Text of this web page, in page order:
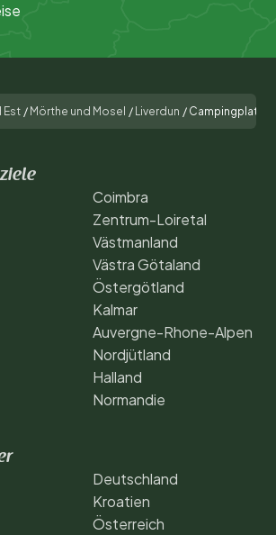
Est / Mörthe und Mosel / Liverdun / Campingplatz
Coimbra
Zentrum-Loiretal
Västmanland
Västra Götaland
Östergötland
Kalmar
Auvergne-Rhone-Alpen
Nordjütland
Halland
Normandie
Deutschland
Kroatien
Österreich